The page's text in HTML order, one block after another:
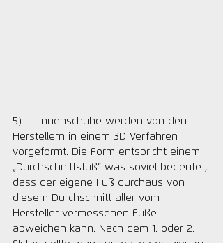
5)     Innenschuhe werden von den
Herstellern in einem 3D Verfahren
vorgeformt. Die Form entspricht einem
„Durchschnittsfuß“ was soviel bedeutet,
dass der eigene Fuß durchaus von
diesem Durchschnitt aller vom
Hersteller vermessenen Füße
abweichen kann. Nach dem 1. oder 2.